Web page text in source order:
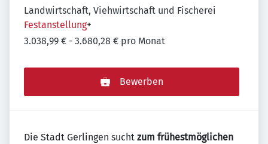
Landwirtschaft, Viehwirtschaft und Fischerei
Festanstellung+
3.038,99 € - 3.680,28 € pro Monat
Bewerben
Die Stadt Gerlingen sucht zum frühestmöglichen